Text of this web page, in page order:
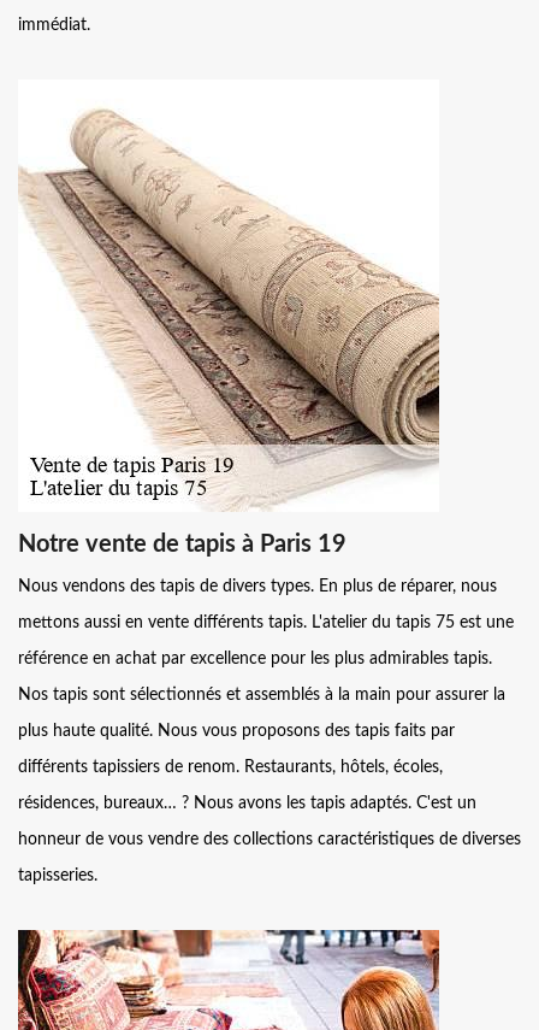
immédiat.
Notre vente de tapis à Paris 19
Nous vendons des tapis de divers types. En plus de réparer, nous
mettons aussi en vente différents tapis. L'atelier du tapis 75 est une
référence en achat par excellence pour les plus admirables tapis.
Nos tapis sont sélectionnés et assemblés à la main pour assurer la
plus haute qualité. Nous vous proposons des tapis faits par
différents tapissiers de renom. Restaurants, hôtels, écoles,
résidences, bureaux… ? Nous avons les tapis adaptés. C'est un
honneur de vous vendre des collections caractéristiques de diverses
tapisseries.